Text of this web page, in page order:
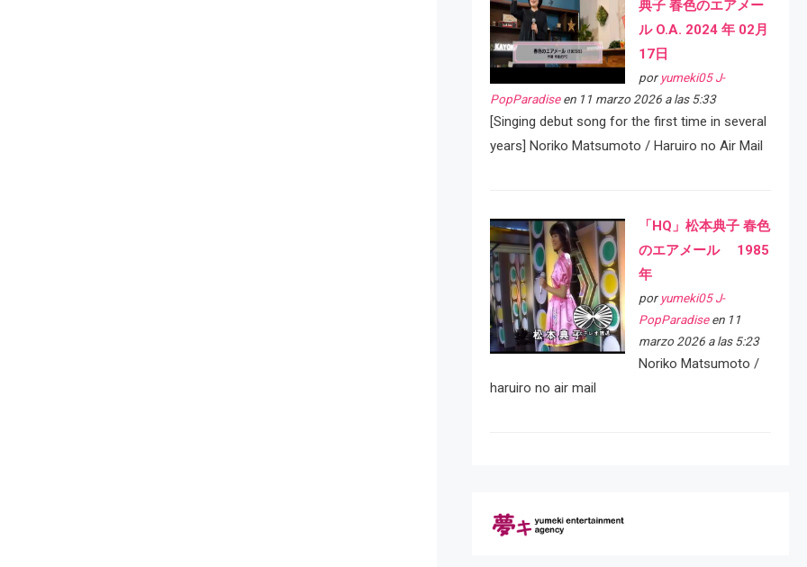
典子 春色のエアメー
ル O.A. 2024 年 02月
17日
por yumeki05 J-
PopParadiseen 11 marzo 2026 a las 5:33
[Singing debut song for the first time in several
years] Noriko Matsumoto / Haruiro no Air Mail
「HQ」松本典子 春色
のエアメール 1985
年
por yumeki05 J-
PopParadiseen 11
marzo 2026 a las 5:23
Noriko Matsumoto /
haruiro no air mail